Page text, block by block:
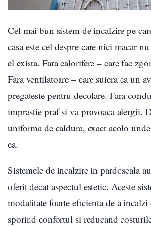
Cel mai bun sistem de incalzire pe
casa este cel despre care nici macar
el exista. Fara calorifere – care fac
Fara ventilatoare – care suiera ca un
pregateste pentru decolare. Fara
imprastie praf si va provoaca alergii.
uniforma de caldura, exact acolo
ea.
Sistemele de incalzire in pardoseala
oferit decat aspectul estetic. Aceste
modalitate foarte eficienta de a
sporind confortul si reducand